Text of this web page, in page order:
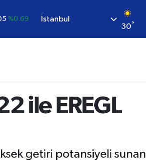
%0.69
%0.06
%48
İstanbul
30°
ile EREGL
getiri potansiyeli sunan